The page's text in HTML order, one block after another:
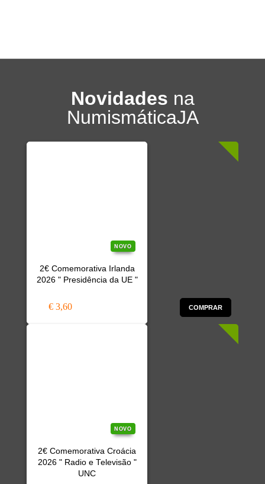
Novidades na
NumismáticaJA
NOVO
2€ Comemorativa Irlanda
2026 " Presidência da UE "
€ 3,60 COMPRAR
NOVO
2€ Comemorativa Croácia
2026 " Radio e Televisão "
UNC